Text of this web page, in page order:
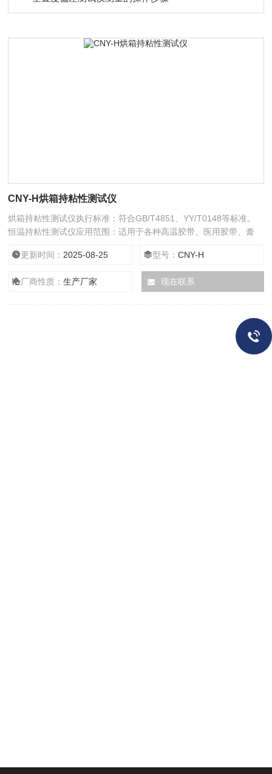
CNY-H烘箱持粘性测试仪
烘箱持粘性测试仪执行标准：符合GB/T4851、YY/T0148等标准。
恒温持粘性测试仪应用范围：适用于各种高温胶带、医用胶带、膏
更新时间： 2025-08-25 型号：CNY-H
厂商性质：生产厂家 现在联系